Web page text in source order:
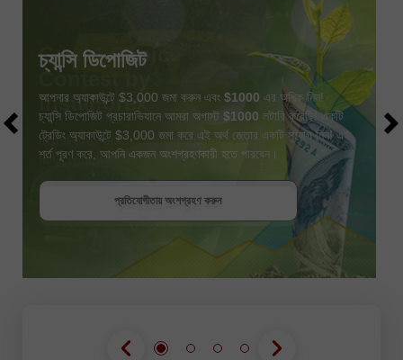
প্রতিযোগীতায় অংশগ্রহণ করুন
চ্যান্সি ডিপোজিট
আপনার অ্যাকাউন্টে $3,000 জমা করুন এবং $1000 এর অধিক নিন!
চ্যান্সি ডিপোজিট প্রচারাভিযানে আমরা অগাস্ট $1000 লটারি করেছি! একটি
ট্রেডিং অ্যাকাউন্টে $3,000 জমা করে এই অর্থ জেতার একটি সুযোগ নিন! এই
শর্ত পূরণ করে, আপনি একজন অংশগ্রহণকারী হতে পারবেন।
প্রতিযোগীতায় অংশগ্রহণ করুন
প্রতিযোগীতায় অংশগ্রহণ করুন